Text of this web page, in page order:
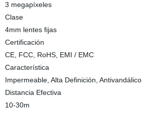
3 megapíxeles
Clase
4mm lentes fijas
Certificación
CE, FCC, RoHS, EMI / EMC
Característica
Impermeable, Alta Definición, Antivandálico
Distancia Efectiva
10-30m